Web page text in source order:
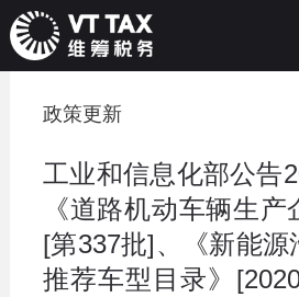
政策更新
工业和信息化部公告
《道路机动车辆生产
[第337批]、《新能源
推荐车型目录》